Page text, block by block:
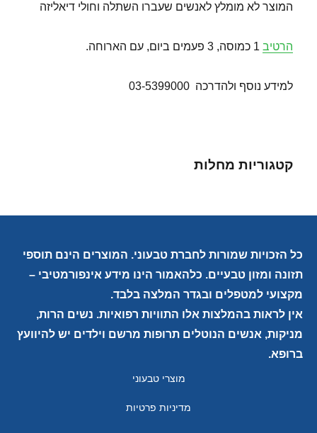
המוצר לא מומלץ לאנשים שעברו השתלה וחולי דיאליזה
הרטיב
למידע נוסף ולהדרכה 03-5399000
קטגוריות מחלות
כל הזכויות שמורות לחברת טבעוני. המוצרים הינם תוספי
תזונה ומזון טבעיים. כלהאמור הינו מידע אינפורמטיבי –
מקצועי למטפלים ובגדר המלצה בלבד.
אין לראות בהמלצות אלו התוויות רפואיות. נשים הרות,
מניקות, אנשים הנוטלים תרופות מרשם וילדים יש להיוועץ
ברופא.
מוצרי טבעוני
מדיניות פרטיות